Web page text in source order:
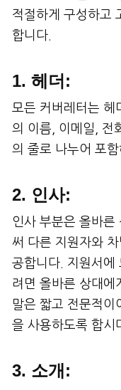
적절하게 구성하고
합니다.
1. 헤더:
모든 커버레터는 헤
의 이름, 이메일, 전
의 줄로 나누어 포함
2. 인사:
인사 부분은 올바른
써 다른 지원자와
공합니다. 지원서에
려면 올바른 상대에
말은 짧고 전문적이
을 사용하도록 합시
3. 소개: